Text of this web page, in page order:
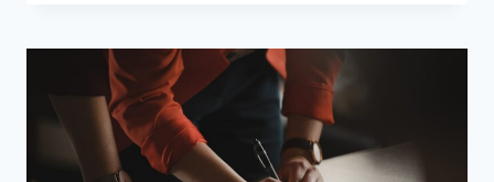
プ
作
成
方
法】
PDF